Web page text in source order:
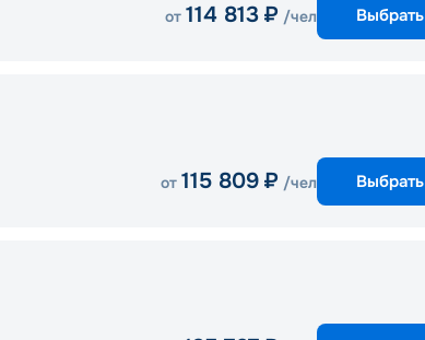
от 114 813 ₽ /чел Выбрать
от 115 809 ₽ /чел Выбрать